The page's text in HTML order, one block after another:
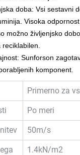
doba: Vsi sestavni
Visoka
možno življenjsko
Sunforson
komponent.
Primerno za
Po meri
50m/s
1.4kN/m2